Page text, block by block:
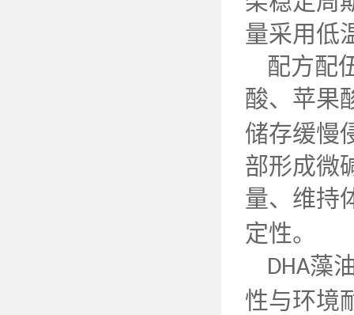
量采用低
配方配
酸、苹果
储存缓慢
部形成微
量、维持
定性。
DHA藻
性与环境